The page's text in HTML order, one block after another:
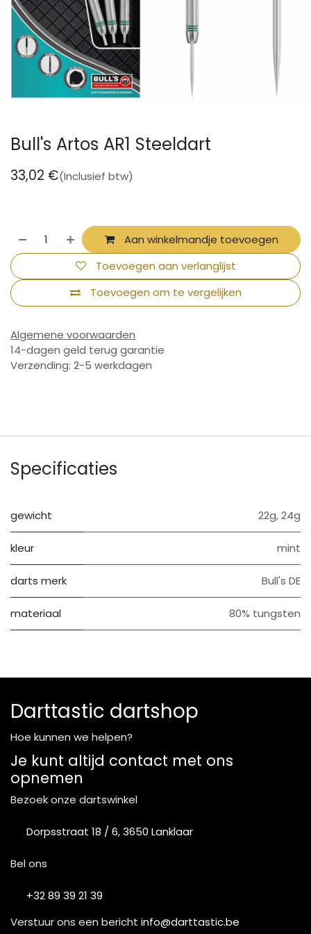
Bull's Artos AR1 Steeldart
33,02 €(Inclusief btw)
Aan winkelmandje toevoegen
Toevoegen om te vergelijken
Toevoegen aan verlanglijst
Algemene voorwaarden
14-dagen geld terug garantie
Verzending: 2-5 werkdagen
Specificaties
gewicht 22g,24g
kleur mint
darts merk Bull's DE
materiaal 80% tungsten
Darttastic dartshop
Hoe kunnen we helpen?
Je kunt altijd contact met ons
opnemen
Bezoek onze dartswinkel
Dorpsstraat 18 / 6, 3650 Lanklaar
Bel ons
+32 89 39 21 39
Verstuur ons een bericht info@darttastic.be